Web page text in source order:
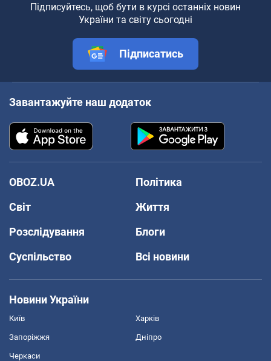
Підписуйтесь, щоб бути в курсі останніх новин
України та світу сьогодні
Підписатись
Завантажуйте наш додаток
OBOZ.UA
Політика
Світ
Життя
Розслідування
Блоги
Суспільство
Всі новини
Новини України
Київ Харків
Запоріжжя Дніпро
Черкаси